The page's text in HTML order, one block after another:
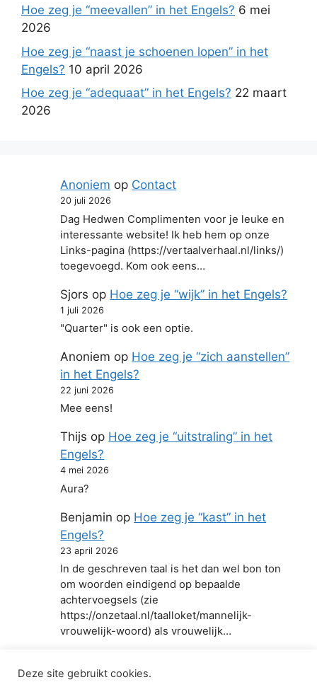
Hoe zeg je “meevallen” in het Engels? 6 mei
2026
Hoe zeg je “naast je schoenen lopen” in het
Engels? 10 april 2026
Hoe zeg je “adequaat” in het Engels? 22 maart
2026
Anoniem op Contact
20 juli 2026
Dag Hedwen Complimenten voor je leuke en
interessante website! Ik heb hem op onze
Links-pagina (https://vertaalverhaal.nl/links/)
toegevoegd. Kom ook eens…
Sjors op Hoe zeg je “wijk” in het Engels?
1 juli 2026
"Quarter" is ook een optie.
Anoniem op Hoe zeg je “zich aanstellen”
in het Engels?
22 juni 2026
Mee eens!
Thijs op Hoe zeg je “uitstraling” in het
Engels?
4 mei 2026
Aura?
Benjamin op Hoe zeg je “kast” in het
Engels?
23 april 2026
In de geschreven taal is het dan wel bon ton
om woorden eindigend op bepaalde
achtervoegsels (zie
https://onzetaal.nl/taalloket/mannelijk-
vrouwelijk-woord) als vrouwelijk…
Deze site gebruikt cookies.